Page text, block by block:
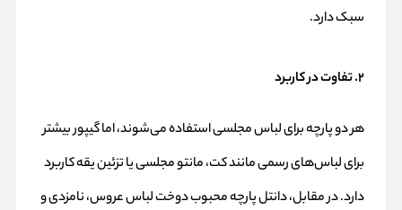
سبک دارد.
۲. تفاوت در کاربرد
هر دو پارچه برای لباس مجلسی استفاده می‌شوند، اما گیپور بیشتر
برای لباس‌های رسمی مانند کت، مانتو مجلسی یا تزئین یقه کاربرد
دارد. در مقابل، دانتل پارچه محبوب دوخت لباس عروس، نامزدی و